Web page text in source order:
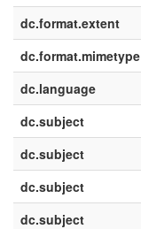
dc.format.extent
dc.format.mimetype
dc.language
dc.subject
dc.subject
dc.subject
dc.subject